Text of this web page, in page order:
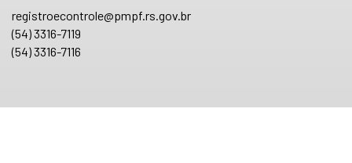
registroecontrole@pmpf.rs.gov.br
(54) 3316-7119
(54) 3316-7116